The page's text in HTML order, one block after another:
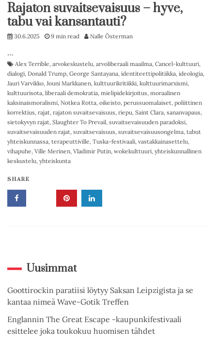
Rajaton suvaitsevaisuus – hyve,
tabu vai kansantauti?
30.6.2025 9 min read Nalle Österman
…
Alex Terrible, arvokeskustelu, arvoliberaali maailma, Cancel-kulttuuri,
dialogi, Donald Trump, George Santayana, identiteettipolitiikka, ideologia,
Jauri Varvikko, Jouni Markkanen, kulttuurikritiikki, kulttuurimarxismi,
kulttuurisota, liberaali demokratia, mielipidekirjoitus, moraalinen
kaksinaismoralismi, Notkea Rotta, oikeisto, perussuomalaiset, poliittinen
korrektius, rajat, rajaton suvaitsevaisuus, riepu, Saint Clara, sananvapaus,
sietokyvyn rajat, Slaughter To Prevail, suvaitsevaisuuden paradoksi,
suvaitsevaisuuden rajat, suvaitsevaisuus, suvaitsevaisuusongelma, tabut
yhteiskunnassa, terapeuttiville, Tuska-festivaali, vastakkainasettelu,
vihapuhe, Ville Merinen, Vladimir Putin, wokekulttuuri, yhteiskunnallinen
keskustelu, yhteiskunta
SHARE
Uusimmat
Goottirockin paratiisi löytyy Saksan Leipzigista ja se
kantaa nimeä Wave-Gotik Treffen
Englannin The Great Escape -kaupunkifestivaali
esittelee joka toukokuu huomisen tähdet